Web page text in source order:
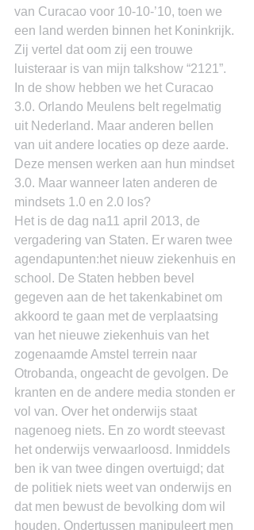
van Curacao voor 10-10-’10, toen we
een land werden binnen het Koninkrijk.
Zij vertel dat oom zij een trouwe
luisteraar is van mijn talkshow “2121”.
In de show hebben we het Curacao
3.0. Orlando Meulens belt regelmatig
uit Nederland. Maar anderen bellen
van uit andere locaties op deze aarde.
Deze mensen werken aan hun mindset
3.0. Maar wanneer laten anderen de
mindsets 1.0 en 2.0 los?
Het is de dag na11 april 2013, de
vergadering van Staten. Er waren twee
agendapunten:het nieuw ziekenhuis en
school. De Staten hebben bevel
gegeven aan de het takenkabinet om
akkoord te gaan met de verplaatsing
van het nieuwe ziekenhuis van het
zogenaamde Amstel terrein naar
Otrobanda, ongeacht de gevolgen. De
kranten en de andere media stonden er
vol van. Over het onderwijs staat
nagenoeg niets. En zo wordt steevast
het onderwijs verwaarloosd. Inmiddels
ben ik van twee dingen overtuigd; dat
de politiek niets weet van onderwijs en
dat men bewust de bevolking dom wil
houden. Ondertussen manipuleert men